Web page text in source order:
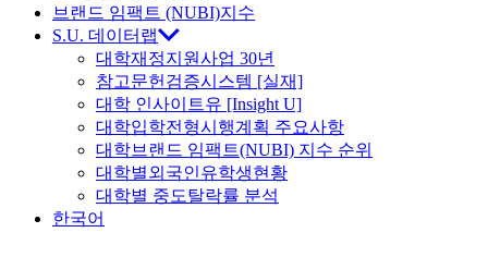
트
브랜드 임팩트 (NUBI)지수
S.U. 데이터랩
대학재정지원사업 30년
참고문헌검증시스템 [실재]
대학 인사이트유 [Insight U]
대학입학전형시행계획 주요사항
대학브랜드 임팩트(NUBI) 지수 순위
대학별외국인유학생현황
대학별 중도탈락률 분석
한국어